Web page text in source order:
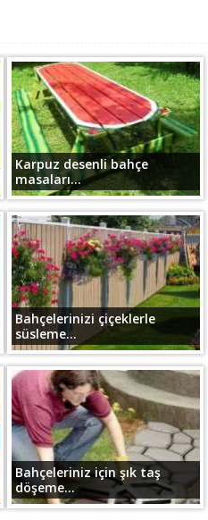
Karpuz desenli bahçe
masaları...
Bahçelerinizi çiçeklerle
süsleme...
Bahçeleriniz için şık taş
döşeme...